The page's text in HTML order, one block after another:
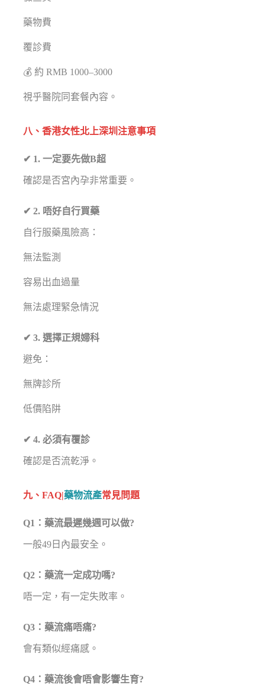
藥物費
覆診費
💰 約 RMB 1000–3000
視乎醫院同套餐內容。
八、香港女性北上深圳注意事項
✔ 1. 一定要先做B超
確認是否宮內孕非常重要。
✔ 2. 唔好自行買藥
自行服藥風險高：
無法監測
容易出血過量
無法處理緊急情況
✔ 3. 選擇正規婦科
避免：
無牌診所
低價陷阱
✔ 4. 必須有覆診
確認是否流乾淨。
九、FAQ|藥物流產常見問題
Q1：藥流最遲幾週可以做?
一般49日內最安全。
Q2：藥流一定成功嗎?
唔一定，有一定失敗率。
Q3：藥流痛唔痛?
會有類似經痛感。
Q4：藥流後會唔會影響生育?